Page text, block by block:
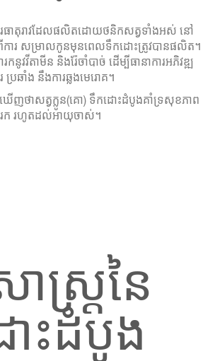
ធាតុរាវដែលផលិតដោយថនិកសត្វទាំងអស់ នៅ
ប់ពីការ សម្រាលកូនមុនពេលទឹកដោះត្រូវបានផលិត។
នូវវីតាមីន និងរ៉ែចាំបាច់ ដើម្បីធានាការអភិវឌ្ឍ
រឆាំង នឹងការឆ្លងមេរោគ។
កឃើញថាសត្វក្លូន(គោ) ទឹកដោះដំបូងគាំទ្រសុខភាព
រក រហូតដល់អាយុចាស់។
ាស្រ្តនៃ
ះដំបូង